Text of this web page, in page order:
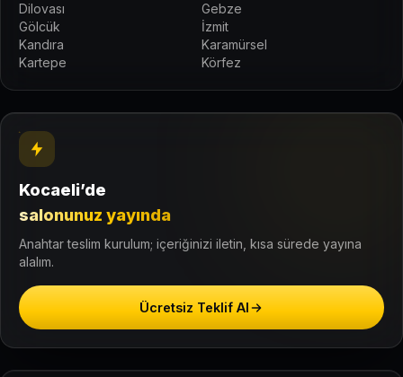
Dilovası
Gebze
Gölcük
İzmit
Kandıra
Karamürsel
Kartepe
Körfez
Kocaeli’de
salonunuz yayında
Anahtar teslim kurulum; içeriğinizi iletin, kısa sürede yayına
alalım.
Ücretsiz Teklif Al